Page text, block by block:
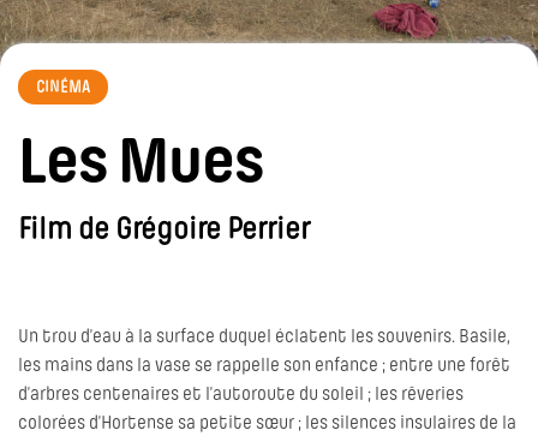
CINÉMA
Les Mues
Film de Grégoire Perrier
Un trou d’eau à la surface duquel éclatent les souvenirs. Basile,
les mains dans la vase se rappelle son enfance ; entre une forêt
d’arbres centenaires et l’autoroute du soleil ; les rêveries
colorées d’Hortense sa petite sœur ; les silences insulaires de la